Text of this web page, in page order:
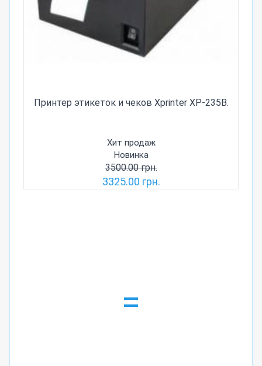
Принтер этикеток и чеков Xprinter XP-235B.
Хит продаж
Новинка
3500.00 грн.
3325.00 грн.
=